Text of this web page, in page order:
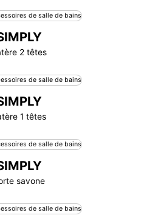
2 têtes
1 têtes
savone